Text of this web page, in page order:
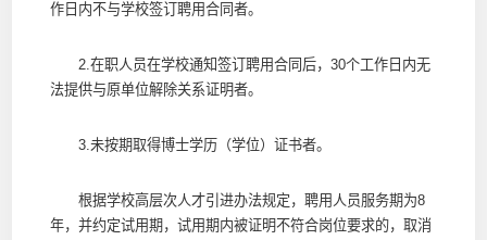
作日内不与学校签订聘用合同者。
2.在职人员在学校通知签订聘用合同后，30个工作日内无
法提供与原单位解除关系证明者。
3.未按期取得博士学历（学位）证书者。
根据学校高层次人才引进办法规定，聘用人员服务期为8
年，并约定试用期，试用期内被证明不符合岗位要求的，取消